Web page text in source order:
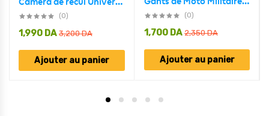
Caméra de recul Universel 4 LED Vision nocturne , Ultrawide et Étanche
(0)
3,200DA
1,990 DA
Ajouter au panier
(0)
2,350DA
1,700 DA
Ajouter au panier